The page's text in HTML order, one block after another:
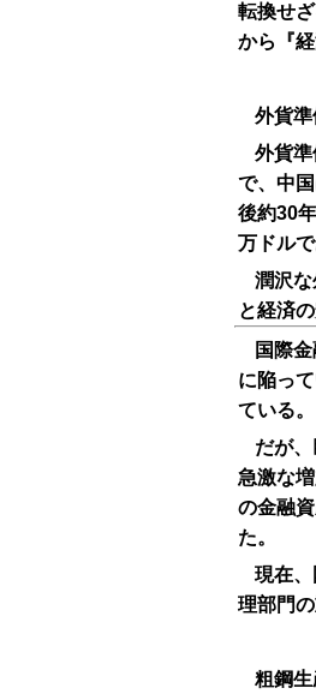
転換せ
から『
外貨
外貨
で、中
後約30
万ドルで
潤沢
と経済
国際
に陥っ
ている。
だが
急激な
の金融
た。
現在
理部門
粗鋼